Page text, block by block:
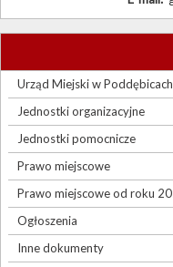
Urząd Miejski w Poddębicach
Jednostki organizacyjne
Jednostki pomocnicze
Prawo miejscowe
Prawo miejscowe od roku
Ogłoszenia
Inne dokumenty